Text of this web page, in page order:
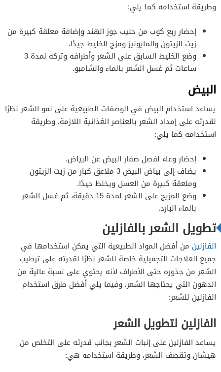
وطريقة استخدامه كما يلي:
إحضار ربع كوب من حليب جوز الهند وإضافة معلقة كبيرة من
زيت الزيتون والمايونيز ومزج الخليط جيدًا.
وضع الخليط السابق على الشعر وأطرافه وتركه لمدة 3
ساعات ثم غسل الشعر بالماء والشامبو.
البيض
يساعد استخدام البيض في الوصفات الطبيعية على نمو الشعر نظرًا
لقدرته على إمداد الشعر بالعناصر الغذائية اللازمة، وطريقة
استخدامه كما يلي:
إحضار وعاء لفصل صفار البيض عن البياض.
يضاف إلى بياض البيض 3 ملاعق كبار من زيت الزيتون
وملعقة كبيرة من العسل ويخلط جيدًا.
وضع المزيج على الشعر لمدة 15 دقيقة، ثم غسل الشعر
بالماء البارد.
تطويل الشعر بالفازلين
الفازلين من أفضل المواد الطبيعية التي يمكن استخدامها في
جميع العلاجات التجميلية خاصة للشعر نظرًا لقدرته على ترطيب
الشعر من جذوره حتى الأطراف لأنه يحتوي على نسبة عالية من
الدهون التي يحتاجها الشعر، وفيما يلي أفضل طرق استخدام
الفازلين للشعر:
الفازلين لتطويل الشعر
يساعد الفازلين على إنبات الشعر بجانب قدرته على التخلص من
هيشان وتقصف الشعر، وطريقة استخدامه هي: